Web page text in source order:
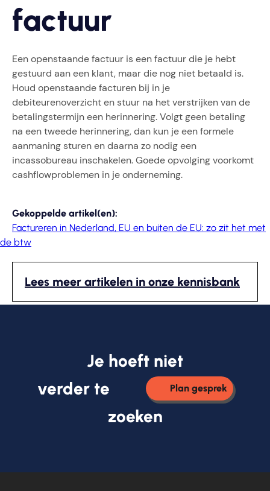
factuur
Een openstaande factuur is een factuur die je hebt
gestuurd aan een klant, maar die nog niet betaald is.
Houd openstaande facturen bij in je
debiteurenoverzicht en stuur na het verstrijken van de
betalingstermijn een herinnering. Volgt geen betaling
na een tweede herinnering, dan kun je een formele
aanmaning sturen en daarna zo nodig een
incassobureau inschakelen. Goede opvolging voorkomt
cashflowproblemen in je onderneming.
Gekoppelde artikel(en):
Factureren in Nederland, EU en buiten de EU: zo zit het met
de btw
Lees meer artikelen in onze kennisbank
Je hoeft niet
verder te
Plan gesprek
zoeken